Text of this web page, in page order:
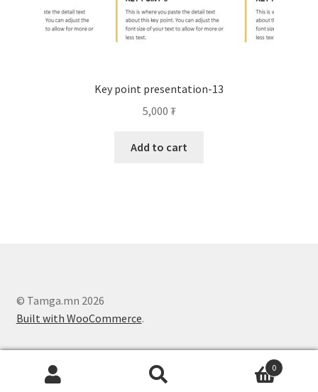
Key point presentation-13
5,000 ₮
Add to cart
© Tamga.mn 2026
Built with WooCommerce.
0